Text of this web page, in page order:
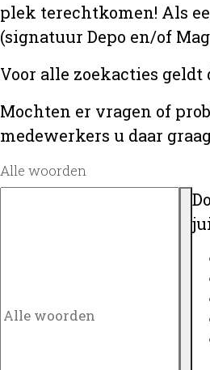
plek terechtkomen! Als
(signatuur Depo en/of
Voor alle zoekacties
Mochten er vragen of
medewerkers u daar
Alle woorden